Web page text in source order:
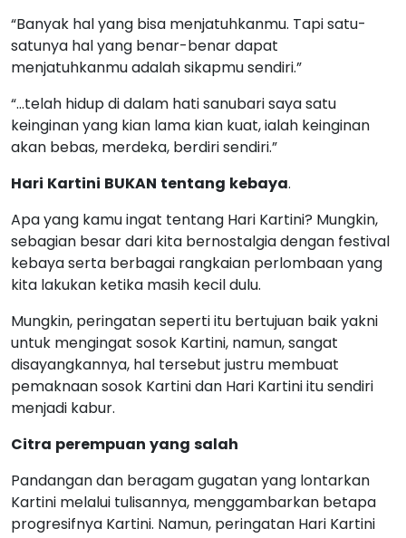
“Banyak hal yang bisa menjatuhkanmu. Tapi satu-
satunya hal yang benar-benar dapat
menjatuhkanmu adalah sikapmu sendiri.”
“…telah hidup di dalam hati sanubari saya satu
keinginan yang kian lama kian kuat, ialah keinginan
akan bebas, merdeka, berdiri sendiri.”
Hari Kartini BUKAN tentang kebaya.
Apa yang kamu ingat tentang Hari Kartini? Mungkin,
sebagian besar dari kita bernostalgia dengan festival
kebaya serta berbagai rangkaian perlombaan yang
kita lakukan ketika masih kecil dulu.
Mungkin, peringatan seperti itu bertujuan baik yakni
untuk mengingat sosok Kartini, namun, sangat
disayangkannya, hal tersebut justru membuat
pemaknaan sosok Kartini dan Hari Kartini itu sendiri
menjadi kabur.
Citra perempuan yang salah
Pandangan dan beragam gugatan yang lontarkan
Kartini melalui tulisannya, menggambarkan betapa
progresifnya Kartini. Namun, peringatan Hari Kartini